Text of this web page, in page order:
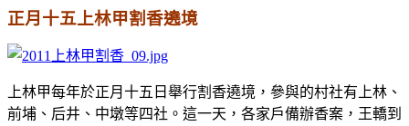
正月十五上林甲割香遶境
上林甲每年於正月十五日舉行割香遶境，參與的村社有上林、
前埔、后井、中墩等四社。這一天，各家戶備辦香案，王轎到